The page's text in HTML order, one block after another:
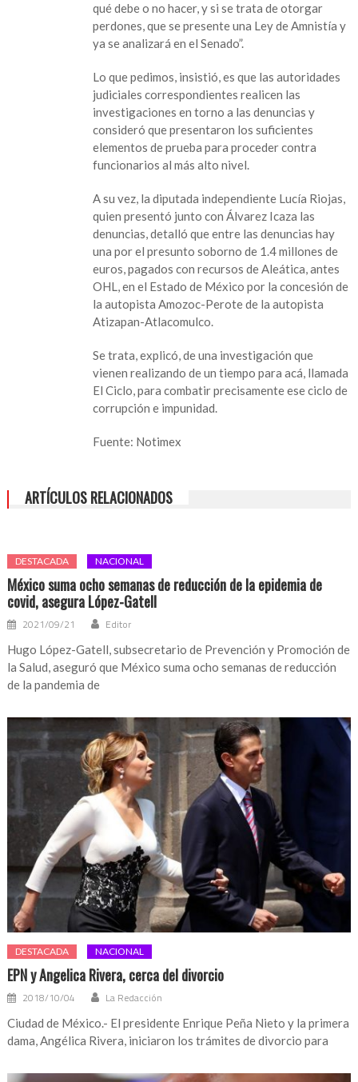
qué debe o no hacer, y si se trata de otorgar
perdones, que se presente una Ley de Amnistía y
ya se analizará en el Senado”.
Lo que pedimos, insistió, es que las autoridades
judiciales correspondientes realicen las
investigaciones en torno a las denuncias y
consideró que presentaron los suficientes
elementos de prueba para proceder contra
funcionarios al más alto nivel.
A su vez, la diputada independiente Lucía Riojas,
quien presentó junto con Álvarez Icaza las
denuncias, detalló que entre las denuncias hay
una por el presunto soborno de 1.4 millones de
euros, pagados con recursos de Aleática, antes
OHL, en el Estado de México por la concesión de
la autopista Amozoc-Perote de la autopista
Atizapan-Atlacomulco.
Se trata, explicó, de una investigación que
vienen realizando de un tiempo para acá, llamada
El Ciclo, para combatir precisamente ese ciclo de
corrupción e impunidad.
Fuente: Notimex
ARTÍCULOS RELACIONADOS
DESTACADA NACIONAL
México suma ocho semanas de reducción de la epidemia de
covid, asegura López-Gatell
2021/09/21 Editor
Hugo López-Gatell, subsecretario de Prevención y Promoción de
la Salud, aseguró que México suma ocho semanas de reducción
de la pandemia de
DESTACADA NACIONAL
EPN y Angelica Rivera, cerca del divorcio
2018/10/04 La Redacción
Ciudad de México.- El presidente Enrique Peña Nieto y la primera
dama, Angélica Rivera, iniciaron los trámites de divorcio para